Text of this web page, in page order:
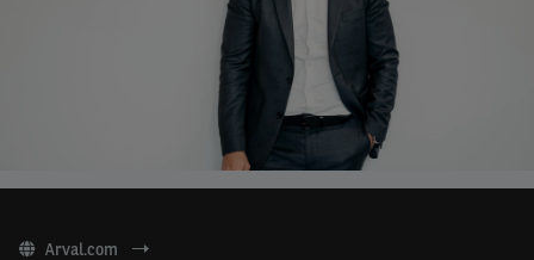
Arval.com